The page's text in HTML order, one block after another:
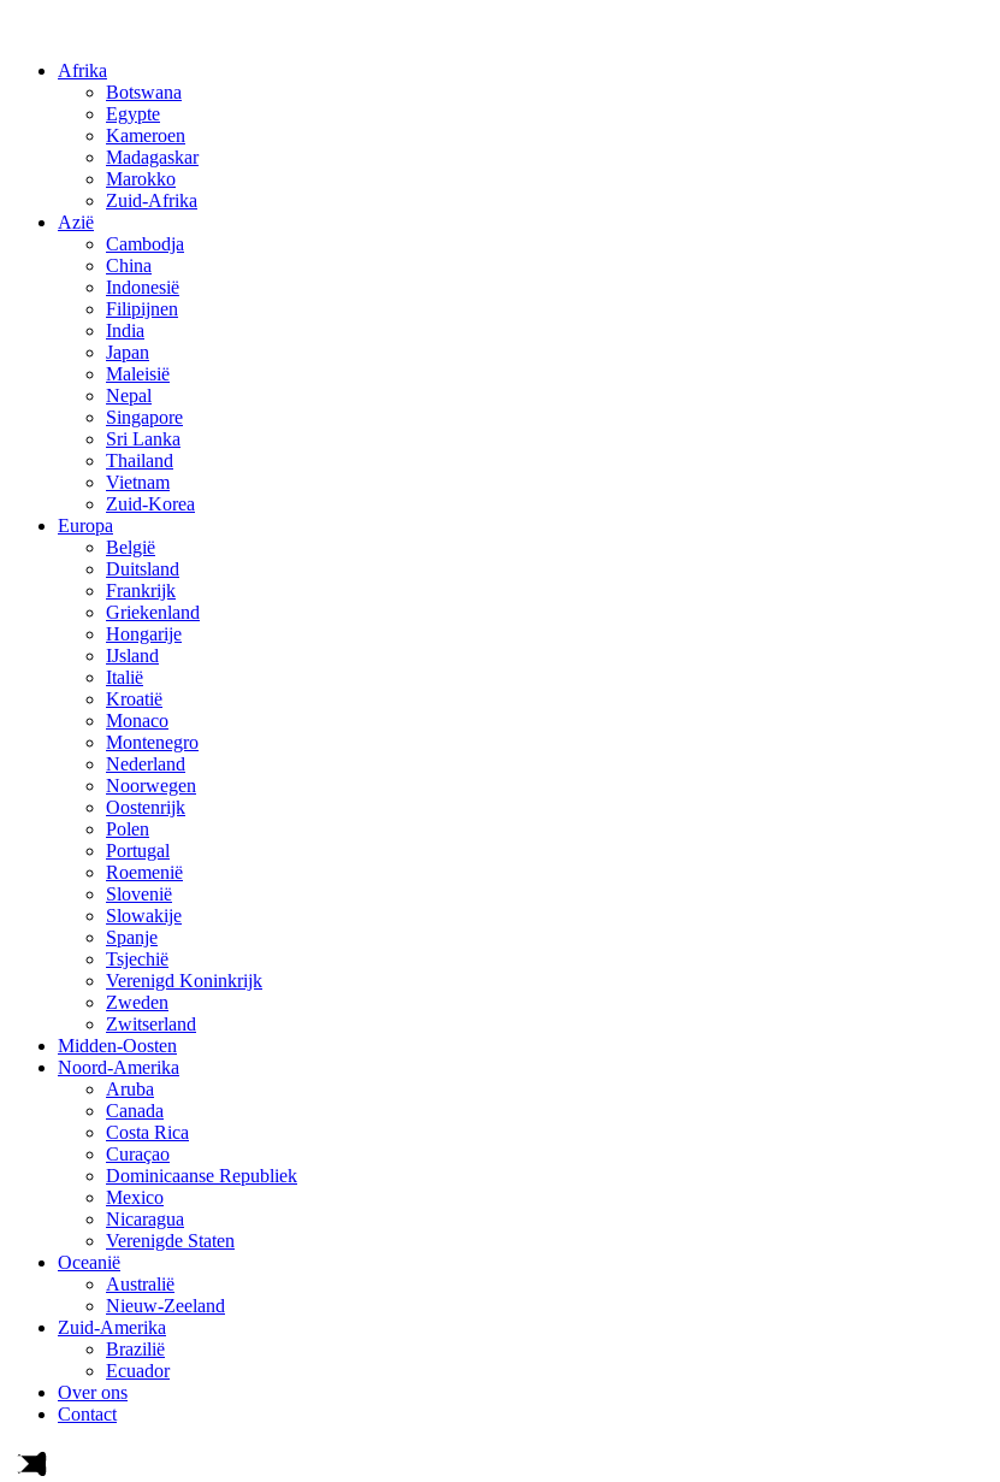
Afrika
Botswana
Egypte
Kameroen
Madagaskar
Marokko
Zuid-Afrika
Azië
Cambodja
China
Indonesië
Filipijnen
India
Japan
Maleisië
Nepal
Singapore
Sri Lanka
Thailand
Vietnam
Zuid-Korea
Europa
België
Duitsland
Frankrijk
Griekenland
Hongarije
IJsland
Italië
Kroatië
Monaco
Montenegro
Nederland
Noorwegen
Oostenrijk
Polen
Portugal
Roemenië
Slovenië
Slowakije
Spanje
Tsjechië
Verenigd Koninkrijk
Zweden
Zwitserland
Midden-Oosten
Noord-Amerika
Aruba
Canada
Costa Rica
Curaçao
Dominicaanse Republiek
Mexico
Nicaragua
Verenigde Staten
Oceanië
Australië
Nieuw-Zeeland
Zuid-Amerika
Brazilië
Ecuador
Over ons
Contact